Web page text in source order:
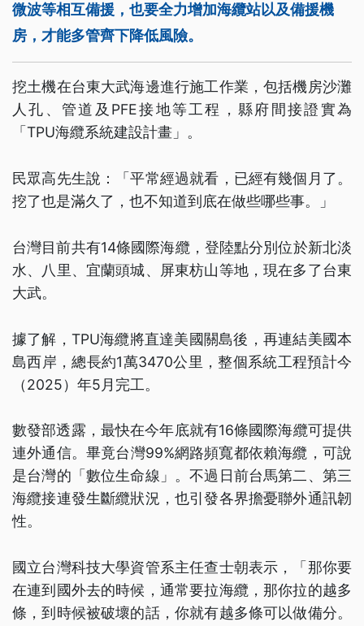
微波等相互備援，也要全力增加海纜站以及備援機
房，才能多管齊下降低風險。
挖土機在台東大武海邊進行施工作業，包括機房沙灘
人孔、管道及PFE接地等工程，縣府間接證實為
「TPU海纜系統建設計畫」。
民眾高先生說：「平常經過就看，已經有幾個月了。
挖了也是滿久了，也不知道到底在做些哪些事。」
台灣目前共有14條國際海纜，登陸點分別位於新北淡
水、八里、宜蘭頭城、屏東枋山等地，現在多了台東
大武。
據了解，TPU海纜將直達美國關島後，再連結美國本
島西岸，總長約1萬3470公里，整個系統工程預計今
（2025）年5月完工。
數發部透露，最快在今年底就有16條國際海纜可提供
連外通信。畢竟台灣99%網路頻寬都依賴海纜，可說
是台灣的「數位生命線」。不過日前台馬第二、第三
海纜接連發生斷纜狀況，也引發各界擔憂聯外通訊韌
性。
國立台灣科技大學資管系主任查士朝表示，「那你要
在連到國外去的時候，通常要拉海纜，那你拉的越多
條，到時候被破壞的話，你就有越多條可以做備分。